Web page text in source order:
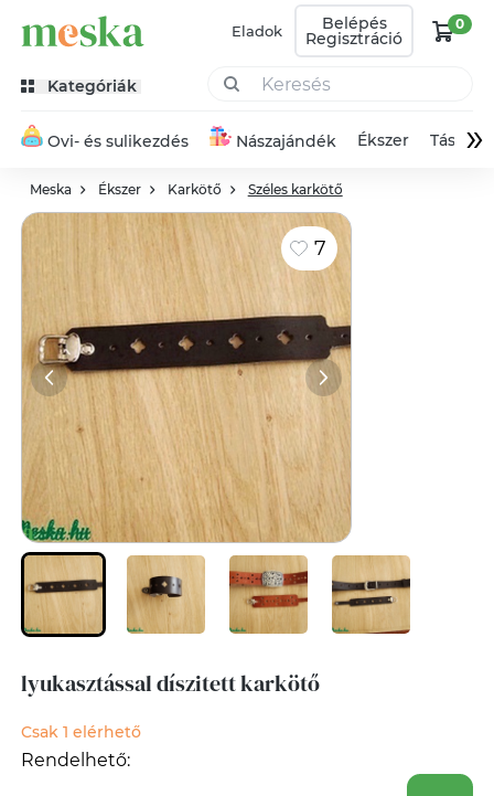
Eladok Belépés
Regisztráció
0
Kategóriák
Ovi- és sulikezdés Nászajándék Ékszer Táska»
Meska Ékszer Karkötő Széles karkötő
7
lyukasztással díszitett karkötő
Csak 1 elérhető
Rendelhető: